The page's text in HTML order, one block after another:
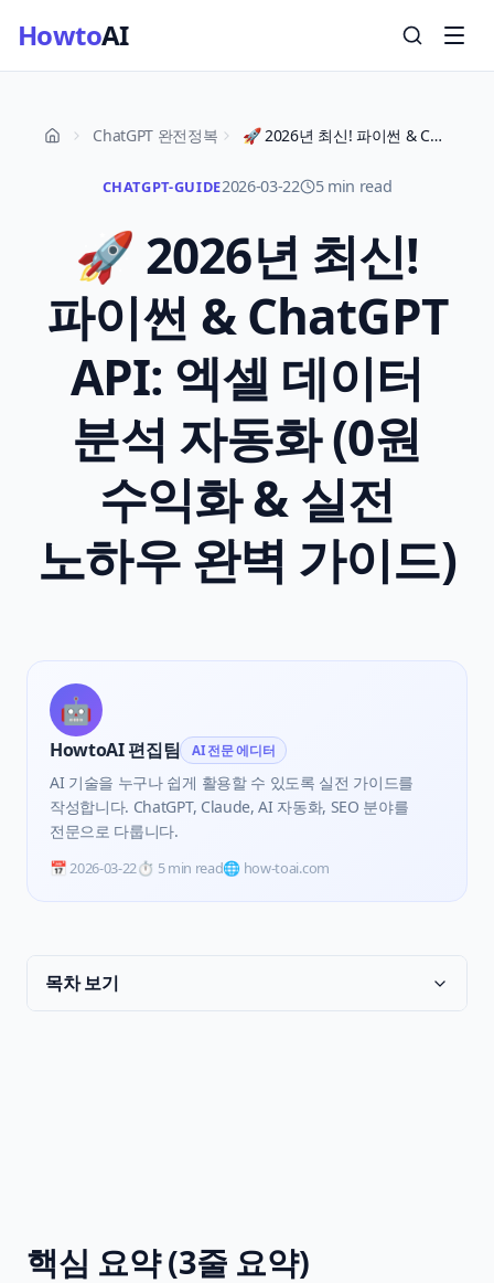
HowtoAI
ChatGPT 완전정복 🚀 2026년 최신! 파이썬 & ChatGPT API: 엑셀 데이터 분석 자동화 (0원 수익화 & 실전 노하우 완벽 가이드)
CHATGPT-GUIDE2026-03-22 5 min read
🚀 2026년 최신!
파이썬 & ChatGPT
API: 엑셀 데이터
분석 자동화 (0원
수익화 & 실전
노하우 완벽 가이드)
🤖
HowtoAI 편집팀 AI 전문 에디터
AI 기술을 누구나 쉽게 활용할 수 있도록 실전 가이드를
작성합니다. ChatGPT, Claude, AI 자동화, SEO 분야를
전문으로 다룹니다.
📅2026-03-22⏱️ 5 min read🌐 how-toai.com
목차 보기
핵심 요약 (3줄 요약)